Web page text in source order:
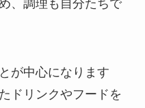
、調理も自分たちで
が中心になります
ドリンクやフードを